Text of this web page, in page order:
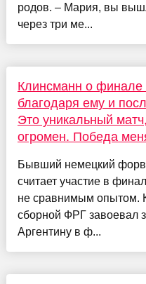
родов. – Мария, вы
через три ме...
Клинсманн о
благодаря ему и
Это уникальный
огромен. Победа
Бывший немецкий
считает участие в
не сравнимым опытом.
сборной ФРГ завоевал
Аргентину в ф...